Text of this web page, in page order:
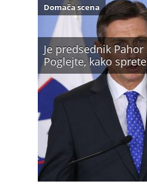
Je predsednik
Poglejte, kako
Domača scena